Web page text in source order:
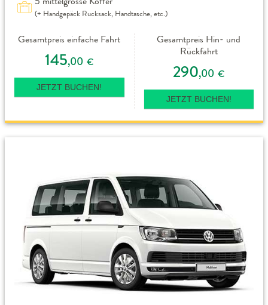
(+ Handgepäck Rucksack, Handtasche, etc.)
Gesamtpreis einfache Fahrt
145,00 €
JETZT BUCHEN!
Gesamtpreis Hin- und
Rückfahrt
290,00 €
JETZT BUCHEN!